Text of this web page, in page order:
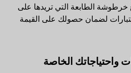
خرطوشة الطابعة التي تريدها على
لضمان حصولك على القيمة
واحتياجاتك الخاصة